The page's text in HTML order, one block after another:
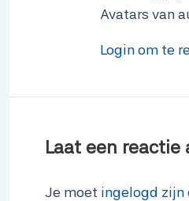
Avatars van
Login om te
Laat een reactie
Je moet ingelogd zijn